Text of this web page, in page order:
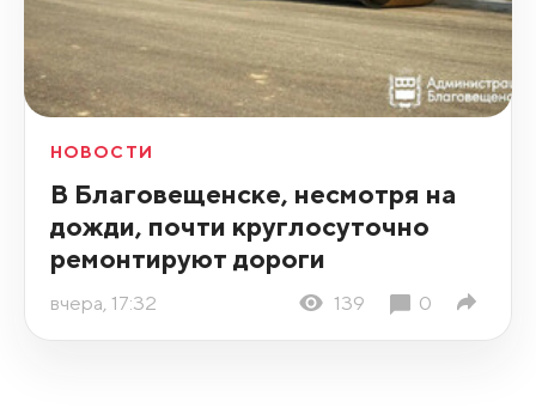
НОВОСТИ
В Благовещенске, несмотря на
дожди, почти круглосуточно
ремонтируют дороги
вчера, 17:32 139 0